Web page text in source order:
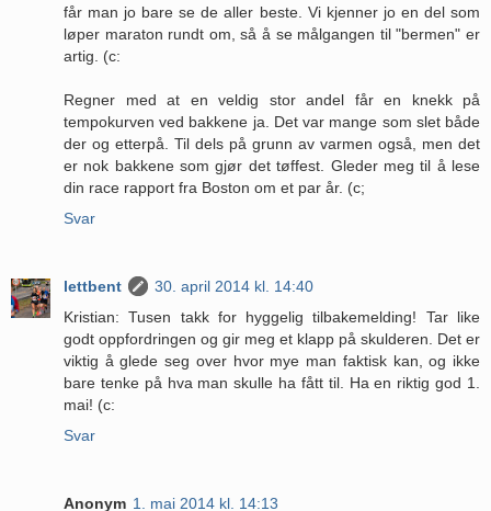
får man jo bare se de aller beste. Vi kjenner jo en del som
løper maraton rundt om, så å se målgangen til "bermen" er
artig. (c:
Regner med at en veldig stor andel får en knekk på
tempokurven ved bakkene ja. Det var mange som slet både
der og etterpå. Til dels på grunn av varmen også, men det
er nok bakkene som gjør det tøffest. Gleder meg til å lese
din race rapport fra Boston om et par år. (c;
Svar
lettbent
30. april 2014 kl. 14:40
Kristian: Tusen takk for hyggelig tilbakemelding! Tar like
godt oppfordringen og gir meg et klapp på skulderen. Det er
viktig å glede seg over hvor mye man faktisk kan, og ikke
bare tenke på hva man skulle ha fått til. Ha en riktig god 1.
mai! (c:
Svar
Anonym 1. mai 2014 kl. 14:13